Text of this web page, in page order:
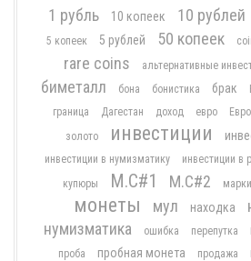
1 рубль 10 копеек 10 рублей
5 копеек
5 рублей 50 копеек
rare coins альтернативные
биметалл бона бонистика брак
граница
Дагестан доход евро
золото
инвестиции
инвестиции в нумизматику инвестиции в
купюры
М.С#1 М.С#2 марки
монеты мул находка
нумизматика
ошибка перепутка
проба пробная монета продажа